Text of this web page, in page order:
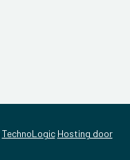
TechnoLogic Hosting door